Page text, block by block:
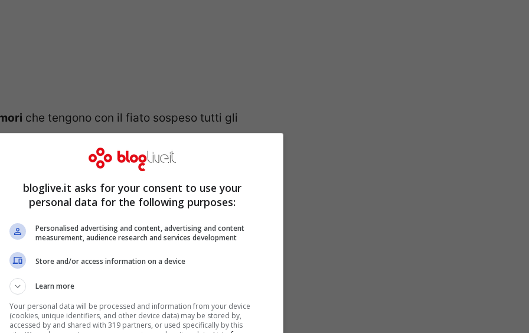
che tengono con il fiato sospeso tutti gli
Anche in questa edizione vi sono
vivo l’ambiente e creare nuove
una, stavolta per una buona causa.
ma anche il motivo giusto per
tra i due concorrenti: è nata una nuova
bloglive.it asks for your consent to use your
personal data for the following purposes:
Personalised advertising and content, advertising and content
measurement, audience research and services development
Store and/or access information on a device
Learn more
Your personal data will be processed and information from your device
(cookies, unique identifiers, and other device data) may be stored by,
accessed by and shared with 319 partners, or used specifically by this